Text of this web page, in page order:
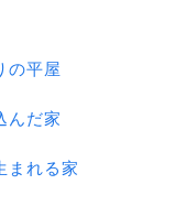
の平屋
んだ家
まれる家